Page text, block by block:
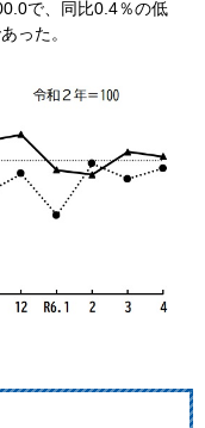
で、同比0.4％の低
った。